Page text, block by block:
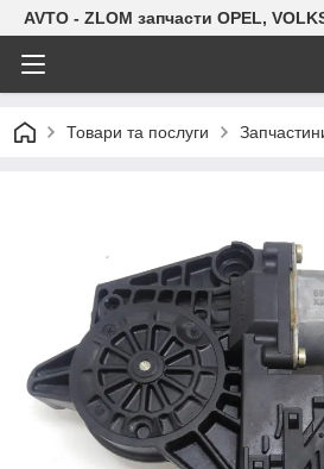
AVTO - ZLOM запчасти OPEL,
Товари та послуги